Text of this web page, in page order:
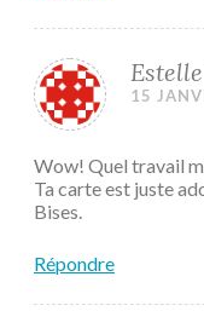
15
Wow! Quel travail
Ta carte est juste
Bises.
Répondre